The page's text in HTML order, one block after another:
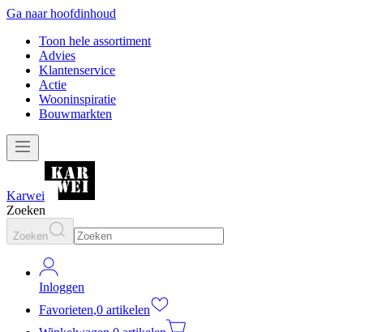
Ga naar hoofdinhoud
Toon hele assortiment
Advies
Klantenservice
Actie
Wooninspiratie
Bouwmarkten
Karwei
Zoeken
Zoeken
Inloggen
Favorieten,0 artikelen